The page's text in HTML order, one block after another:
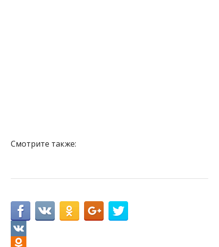
Смотрите также:
V